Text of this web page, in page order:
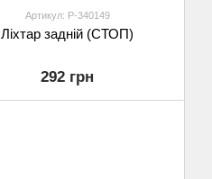
Артикул: P-340149
Ліхтар задній (СТОП)
292 грн